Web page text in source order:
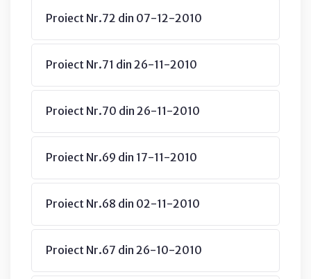
Proiect Nr.72 din 07-12-2010
Proiect Nr.71 din 26-11-2010
Proiect Nr.70 din 26-11-2010
Proiect Nr.69 din 17-11-2010
Proiect Nr.68 din 02-11-2010
Proiect Nr.67 din 26-10-2010